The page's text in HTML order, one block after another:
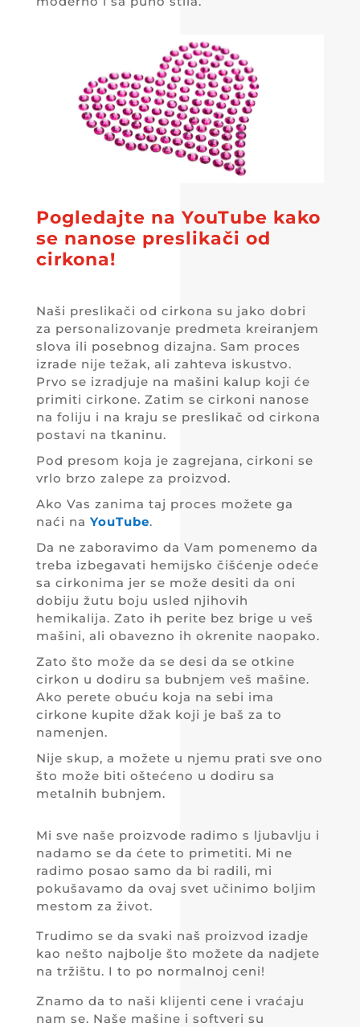
Pogledajte na YouTube kako
se nanose preslikači od
cirkona!
Naši preslikači od cirkona su jako dobri
za personalizovanje predmeta kreiranjem
slova ili posebnog dizajna. Sam proces
izrade nije težak, ali zahteva iskustvo.
Prvo se izradjuje na mašini kalup koji će
primiti cirkone. Zatim se cirkoni nanose
na foliju i na kraju se preslikač od cirkona
postavi na tkaninu.
Pod presom koja je zagrejana, cirkoni se
vrlo brzo zalepe za proizvod.
Ako Vas zanima taj proces možete ga
naći na YouTube.
Da ne zaboravimo da Vam pomenemo da
treba izbegavati hemijsko čišćenje odeće
sa cirkonima jer se može desiti da oni
dobiju žutu boju usled njihovih
hemikalija. Zato ih perite bez brige u veš
mašini, ali obavezno ih okrenite naopako.
Zato što može da se desi da se otkine
cirkon u dodiru sa bubnjem veš mašine.
Ako perete obuću koja na sebi ima
cirkone kupite džak koji je baš za to
namenjen.
Nije skup, a možete u njemu prati sve ono
što može biti oštećeno u dodiru sa
metalnih bubnjem.
Mi sve naše proizvode radimo s ljubavlju i
nadamo se da ćete to primetiti. Mi ne
radimo posao samo da bi radili, mi
pokušavamo da ovaj svet učinimo boljim
mestom za život.
Trudimo se da svaki naš proizvod izadje
kao nešto najbolje što možete da nadjete
na tržištu. I to po normalnoj ceni!
Znamo da to naši klijenti cene i vraćaju
nam se. Naše mašine i softveri su